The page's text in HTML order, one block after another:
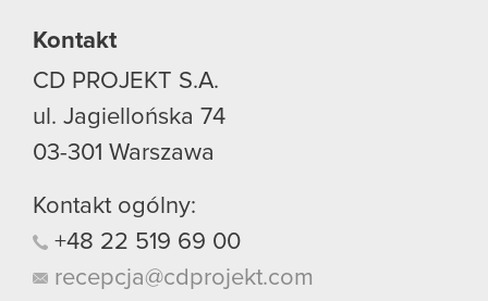
Kontakt
CD PROJEKT S.A.
ul. Jagiellońska 74
03-301 Warszawa
Kontakt ogólny:
+48 22 519 69 00
recepcja@cdprojekt.com